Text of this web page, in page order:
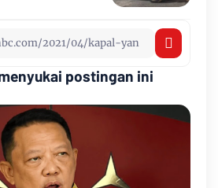
postingan ini